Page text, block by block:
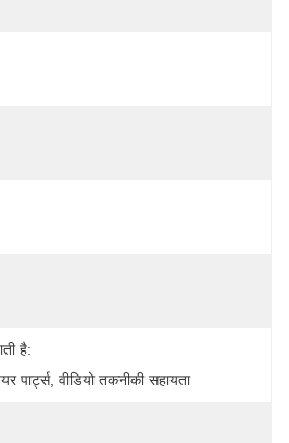
है:
वीडियो तकनीकी सहायता